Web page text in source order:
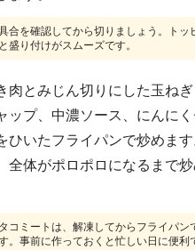
合を確認してから切りましょう。トッ
盛り付けがスムーズです。
肉とみじん切りにした玉ね
ップ、中濃ソース、にんにく
ひいたフライパンで炒めま
全体がポロポロになるまで
コミートは、解凍してからフライパン
。事前に作っておくと忙しい日に便利